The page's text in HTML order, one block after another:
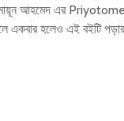
আহমেদ এর
একবার হলেও এই বইটি